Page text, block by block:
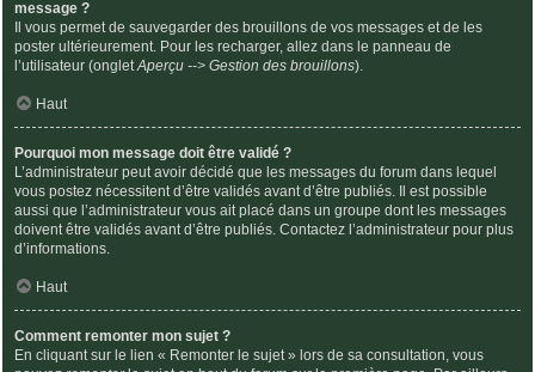
message ?
Il vous permet de sauvegarder des brouillons de vos messages et de les
poster ultérieurement. Pour les recharger, allez dans le panneau de
l’utilisateur (ongletAperçu --> Gestion des brouillons).
Haut
Pourquoi mon message doit être validé ?
L’administrateur peut avoir décidé que les messages du forum dans lequel
vous postez nécessitent d’être validés avant d’être publiés. Il est possible
aussi que l’administrateur vous ait placé dans un groupe dont les messages
doivent être validés avant d’être publiés. Contactez l’administrateur pour plus
d’informations.
Haut
Comment remonter mon sujet ?
En cliquant sur le lien « Remonter le sujet » lors de sa consultation, vous